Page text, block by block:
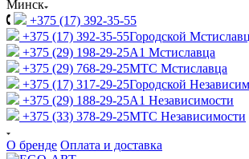
Минск
+375 (17) 392-35-55
+375 (17) 392-35-55Городской
+375 (29) 198-29-25A1 Мстиславца
+375 (29) 768-29-25МТС Мстиславца
+375 (17) 317-29-25Городской
+375 (29) 188-29-25A1 Независимости
+375 (33) 378-29-25МТС Независимости
О бренде Оплата и доставка